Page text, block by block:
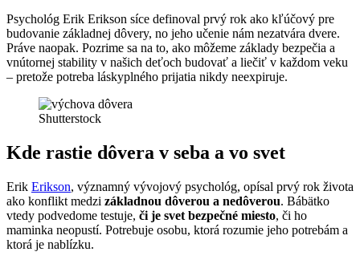
Psychológ Erik Erikson síce definoval prvý rok ako kľúčový pre
budovanie základnej dôvery, no jeho učenie nám nezatvára dvere.
Práve naopak. Pozrime sa na to, ako môžeme základy bezpečia a
vnútornej stability v našich deťoch budovať a liečiť v každom veku
– pretože potreba láskyplného prijatia nikdy neexpiruje.
Shutterstock
Kde rastie dôvera v seba a vo svet
Erik Erikson, významný vývojový psychológ, opísal prvý rok života
ako konflikt medzi základnou dôverou a nedôverou. Bábätko
vtedy podvedome testuje, či je svet bezpečné miesto, či ho
maminka neopustí. Potrebuje osobu, ktorá rozumie jeho potrebám a
ktorá je nablízku.